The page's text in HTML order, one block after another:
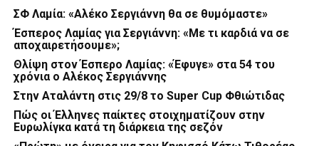
ΣΦ Λαμία: «Αλέκο Σεργιάννη θα σε θυμόμαστε»
Έσπερος Λαμίας για Σεργιάννη: «Με τι καρδιά να σε
αποχαιρετήσουμε»;
Θλίψη στον Έσπερο Λαμίας: «Έφυγε» στα 54 του
χρόνια ο Αλέκος Σεργιάννης
Στην Αταλάντη στις 29/8 το Super Cup Φθιώτιδας
Πώς οι Έλληνες παίκτες στοιχηματίζουν στην
Ευρωλίγκα κατά τη διάρκεια της σεζόν